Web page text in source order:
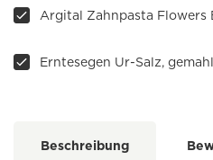
Argital Zahnpasta Flowers
Erntesegen Ur-Salz,
Beschreibung